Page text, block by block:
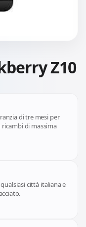
Z10
di tre mesi per
di massima
città italiana e